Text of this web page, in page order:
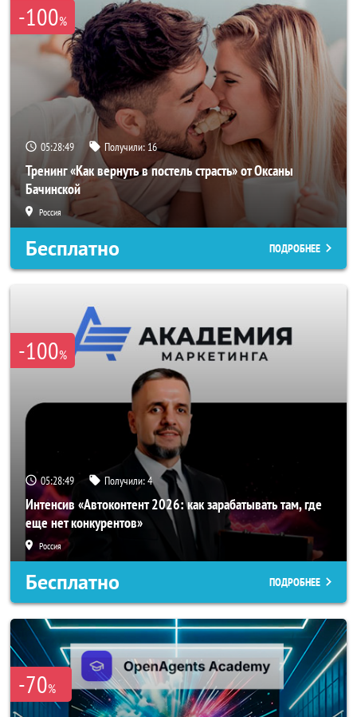
-100%
05:28:46 Получили: 16
Тренинг «Как вернуть в постель страсть» от Оксаны
Бачинской
Россия
Бесплатно ПОДРОБНЕЕ
-100%
05:28:46 Получили:4
Интенсив «Автоконтент 2026: как зарабатывать там, где
еще нет конкурентов»
Россия
Бесплатно ПОДРОБНЕЕ
-70%